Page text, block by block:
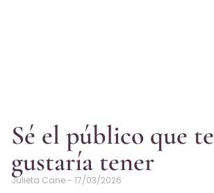
Sé el público que te
gustaría tener
Julieta Cane 17/03/2026